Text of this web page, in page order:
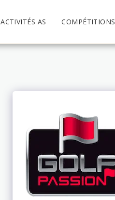
ACTIVITÉS AS COMPÉTITIONS